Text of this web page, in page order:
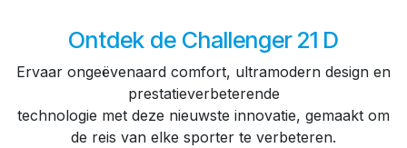
Ontdek de Challenger 21 D
Ervaar ongeëvenaard comfort, ultramodern design en
prestatieverbeterende
technologie met deze nieuwste innovatie, gemaakt om
de reis van elke sporter te verbeteren.